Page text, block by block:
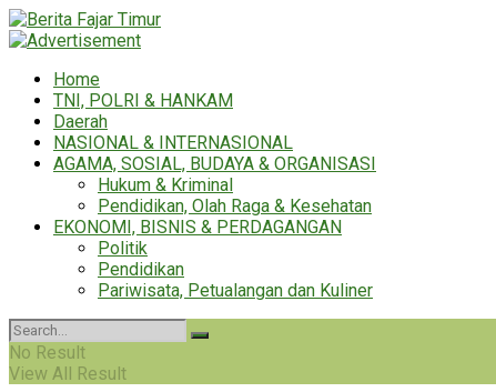
Home
TNI, POLRI & HANKAM
Daerah
NASIONAL & INTERNASIONAL
AGAMA, SOSIAL, BUDAYA & ORGANISASI
Hukum & Kriminal
Pendidikan, Olah Raga & Kesehatan
EKONOMI, BISNIS & PERDAGANGAN
Politik
Pendidikan
Pariwisata, Petualangan dan Kuliner
No Result
View All Result